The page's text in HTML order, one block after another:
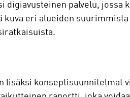
digiavusteinen palvelu,
eri alueiden
lisäksi